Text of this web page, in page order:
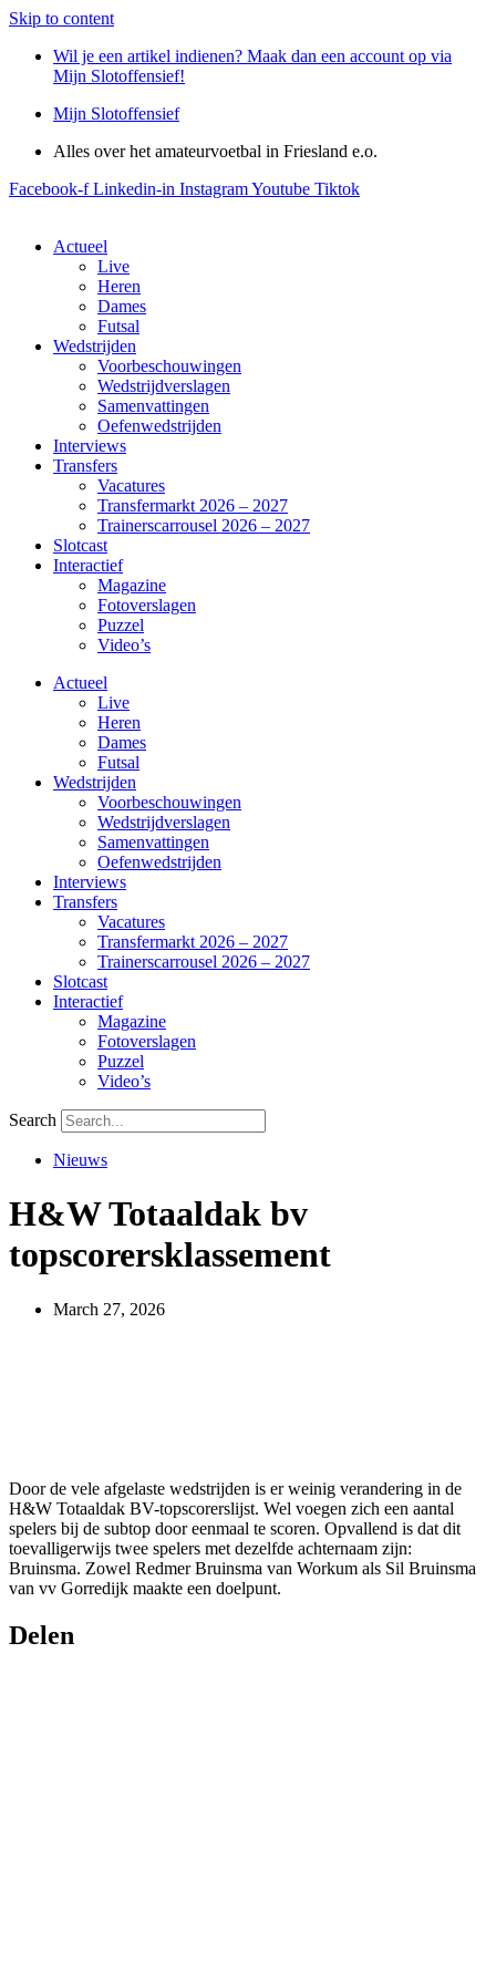
Skip to content
Wil je een artikel indienen? Maak dan een account op via
Mijn Slotoffensief!
Mijn Slotoffensief
Alles over het amateurvoetbal in Friesland e.o.
Facebook-f Linkedin-in InstagramYoutube Tiktok
Actueel
Live
Heren
Dames
Futsal
Wedstrijden
Voorbeschouwingen
Wedstrijdverslagen
Samenvattingen
Oefenwedstrijden
Interviews
Transfers
Vacatures
Transfermarkt 2026 – 2027
Trainerscarrousel 2026 – 2027
Slotcast
Interactief
Magazine
Fotoverslagen
Puzzel
Video’s
Actueel
Live
Heren
Dames
Futsal
Wedstrijden
Voorbeschouwingen
Wedstrijdverslagen
Samenvattingen
Oefenwedstrijden
Interviews
Transfers
Vacatures
Transfermarkt 2026 – 2027
Trainerscarrousel 2026 – 2027
Slotcast
Interactief
Magazine
Fotoverslagen
Puzzel
Video’s
Search
Nieuws
H&W Totaaldak bv
topscorersklassement
March 27, 2026
Door de vele afgelaste wedstrijden is er weinig verandering in de
H&W Totaaldak BV-topscorerslijst. Wel voegen zich een aantal
spelers bij de subtop door eenmaal te scoren. Opvallend is dat dit
toevalligerwijs twee spelers met dezelfde achternaam zijn:
Bruinsma. Zowel Redmer Bruinsma van Workum als Sil Bruinsma
van vv Gorredijk maakte een doelpunt.
Delen